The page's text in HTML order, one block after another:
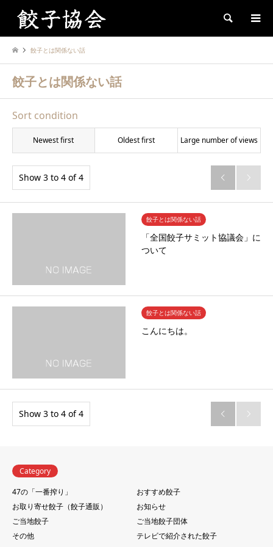
Search
餃子とは関係ない話
餃子とは関係ない話
Sort condition
Newest first Oldest first Large number of views
Show 3 to 4 of 4  
餃子とは関係ない話
「全国餃子サミット協議会」に
ついて
餃子とは関係ない話
こんにちは。
Show 3 to 4 of 4  
Category
47の「一番搾り」
おすすめ餃子
お取り寄せ餃子（餃子通販）
お知らせ
ご当地餃子
ご当地餃子団体
その他
テレビで紹介された餃子